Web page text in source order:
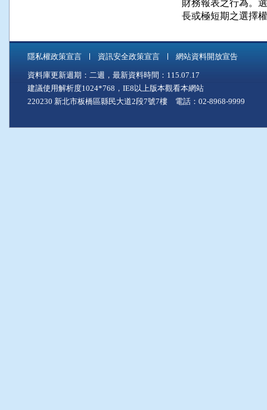
財務報表之行為
長或極短期之選
隱私權政策宣言 資訊安全政策宣言 網站資料開放宣告
資料庫更新週期：二週，最新資料時間：115.07.17
建議使用解析度1024*768，IE8以上版本觀看本網站
220230 新北市板橋區縣民大道2段7號7樓 電話：02-8968-9999